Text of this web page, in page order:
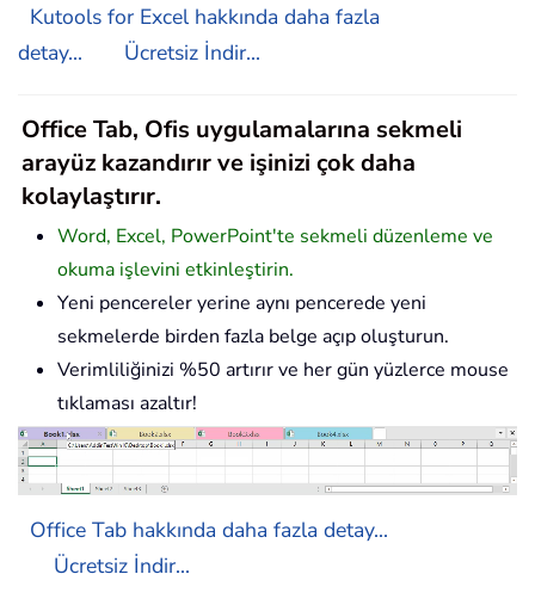
Kutools for Excel hakkında daha fazla
detay...
Ücretsiz İndir...
Office Tab, Ofis uygulamalarına sekmeli
arayüz kazandırır ve işinizi çok daha
kolaylaştırır.
Word, Excel, PowerPoint'te sekmeli düzenleme ve
okuma işlevini etkinleştirin.
Yeni pencereler yerine aynı pencerede yeni
sekmelerde birden fazla belge açıp oluşturun.
Verimliliğinizi %50 artırır ve her gün yüzlerce mouse
tıklaması azaltır!
Office Tab hakkında daha fazla detay...
Ücretsiz İndir...